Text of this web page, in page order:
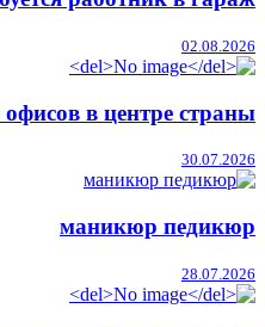
02.08.2026
в центре страны
30.07.2026
маникюр педикюр
28.07.2026